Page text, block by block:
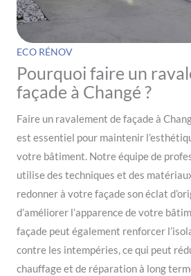
ECO RÉNOV
Pourquoi faire un
façade à Changé ?
Faire un ravalement de façade à
est essentiel pour maintenir
votre bâtiment. Notre équipe de
utilise des techniques et des
redonner à votre façade son éclat
d’améliorer l’apparence de votre
façade peut également renforcer
contre les intempéries, ce qui peut
chauffage et de réparation à long